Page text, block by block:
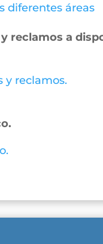
diferentes áreas
reclamos a
y reclamos.